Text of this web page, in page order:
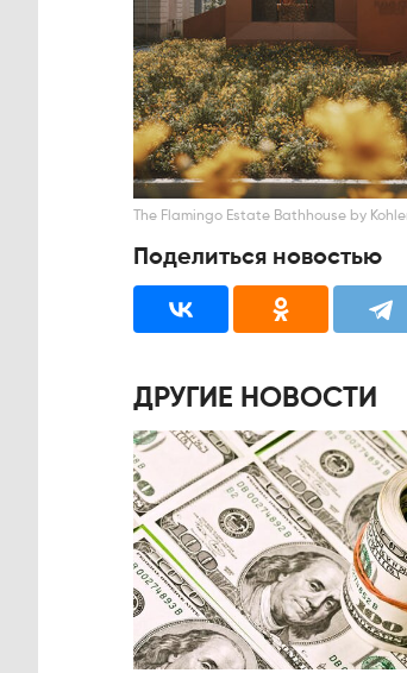
The Flamingo Estate Bathhouse by
Поделиться новостью
ДРУГИЕ НОВОСТИ